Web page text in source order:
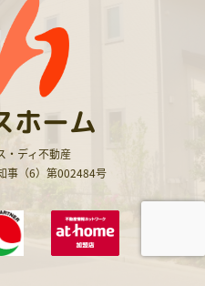
ホーム
・ディ不動産
事（6）第002484号